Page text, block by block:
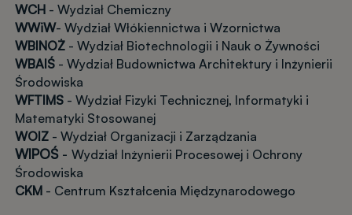
WCH - Wydział Chemiczny
WWiW- Wydział Włókiennictwa i Wzornictwa
WBINOŻ - Wydział Biotechnologii i Nauk o Żywności
WBAIŚ - Wydział Budownictwa Architektury i Inżynierii
Środowiska
WFTIMS - Wydział Fizyki Technicznej, Informatyki i
Matematyki Stosowanej
WOIZ - Wydział Organizacji i Zarządzania
WIPOŚ -Wydział Inżynierii Procesowej i Ochrony
Środowiska
CKM - Centrum Kształcenia Międzynarodowego